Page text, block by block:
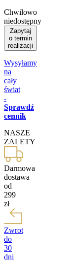
Chwilowo
niedostępny
Zapytaj
o termin
realizacji
Wysyłamy
na
cały
świat
-
Sprawdź
cennik
NASZE
ZALETY
Darmowa
dostawa
od
299
zł
Zwrot
do
30
dni